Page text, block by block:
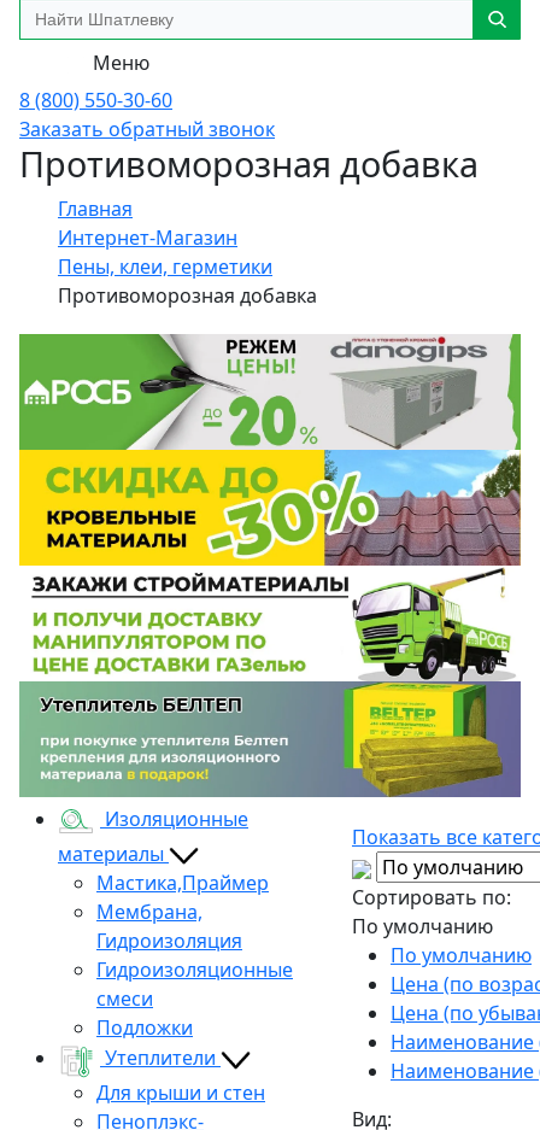
Меню
8 (800) 550-30-60
Заказать обратный звонок
Противоморозная добавка
Главная
Интернет-Магазин
Пены, клеи, герметики
Противоморозная добавка
Изоляционные
материалы
Мастика,Праймер
Мембрана,
Гидроизоляция
Гидроизоляционные
смеси
Подложки
Утеплители
Для крыши и стен
Пеноплэкс-
Показать все
Сортировать по:
По умолчанию
По умолчанию
Цена (по
Цена (по
Наименование
Наименование
Вид: